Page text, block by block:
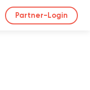
Partner-Login